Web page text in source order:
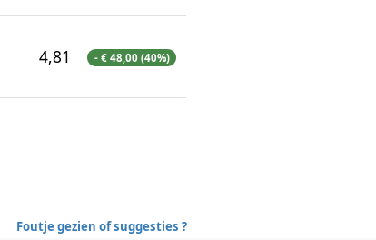
4,81 - € 48,00 (40%)
Foutje gezien of suggesties ?